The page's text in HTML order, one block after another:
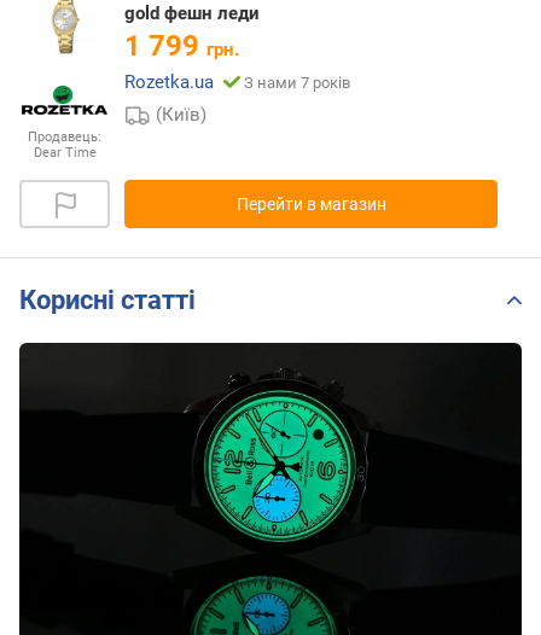
Продавець:
Dear Time
gold фешн леди
1 799 грн.
Rozetka.ua
З нами 7 років
(Київ)
Перейти в магазин
Корисні статті